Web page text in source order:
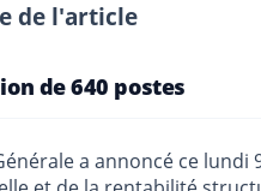
de l'article
de 640 postes
a annoncé ce